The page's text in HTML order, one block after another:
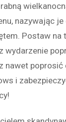
nazywając je
Postaw na
wydarzenie
nawet poprosić
i